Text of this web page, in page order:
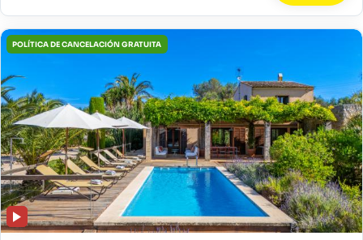
POLÍTICA DE CANCELACIÓN GRATUITA